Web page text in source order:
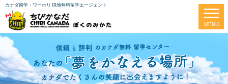
カナダ留学・ワーホリ 現地無料留学エージェント